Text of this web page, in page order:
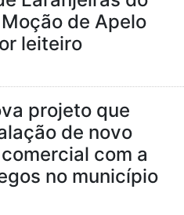
de Apelo
leiteiro
projeto que
de novo
com a
no município